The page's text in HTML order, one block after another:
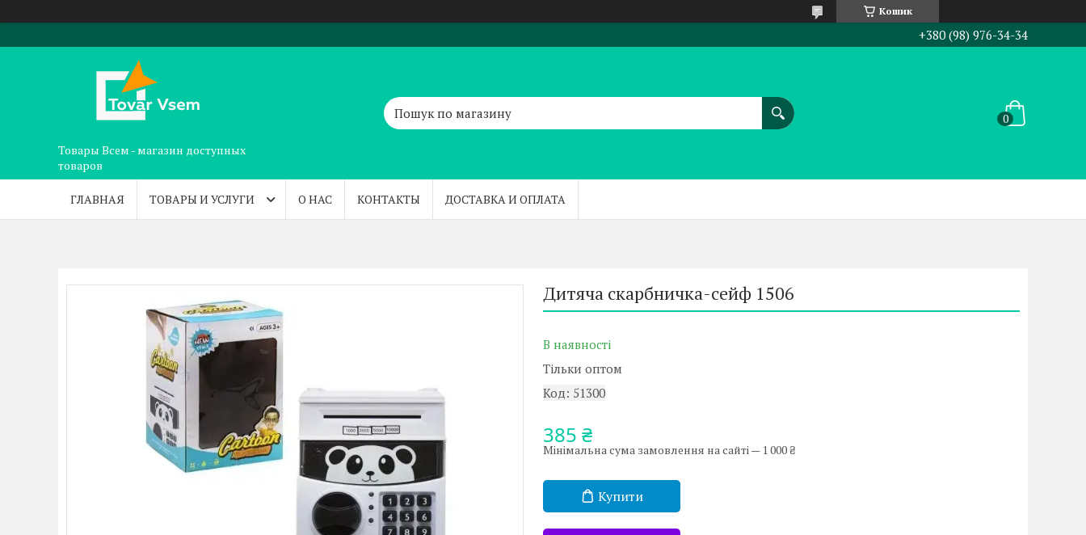
Кошик
+380 (98) 976-34-34
Товары Всем - магазин доступных
товаров
ГЛАВНАЯ ТОВАРЫ И УСЛУГИ О НАС КОНТАКТЫ ДОСТАВКА И ОПЛАТА
Дитяча скарбничка-сейф 1506
В наявності
Тільки оптом
Код: 51300
385 ₴
Мінімальна сума замовлення на сайті — 1 000 ₴
Купити